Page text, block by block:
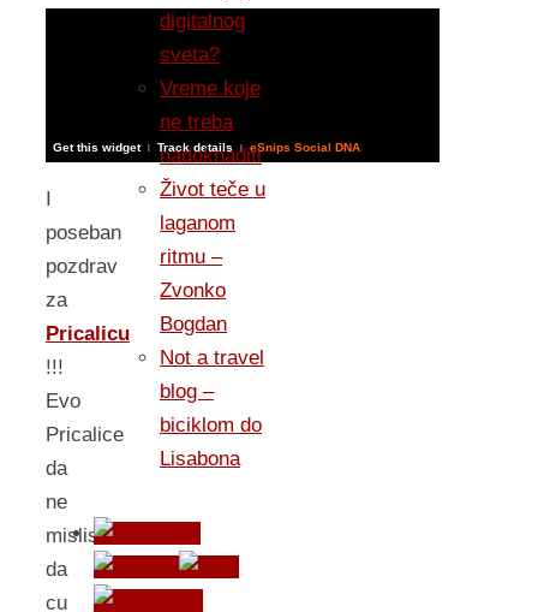
Get this widget Track details eSnips Social DNA
I
poseban
pozdrav
za
Pricalicu
!!!
Evo
Pricalice
da
ne
mislis
da
cu
digitalnog
sveta?
Vreme koje
ne treba
nadoknaditi
Život teče u
laganom
ritmu –
Zvonko
Bogdan
Not a travel
blog –
biciklom do
Lisabona